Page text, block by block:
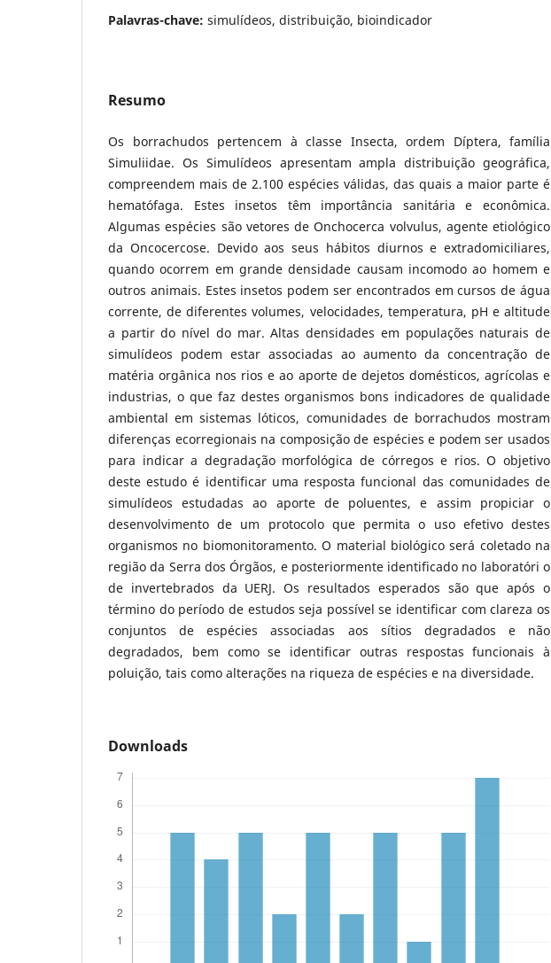
Palavras-chave: simulídeos, distribuição, bioindicador
Resumo
Os borrachudos pertencem à classe Insecta, ordem Díptera, família
Simuliidae. Os Simulídeos apresentam ampla distribuição geográfica,
compreendem mais de 2.100 espécies válidas, das quais a maior parte é
hematófaga. Estes insetos têm importância sanitária e econômica.
Algumas espécies são vetores de Onchocerca volvulus, agente etiológico
da Oncocercose. Devido aos seus hábitos diurnos e extradomiciliares,
quando ocorrem em grande densidade causam incomodo ao homem e
outros animais. Estes insetos podem ser encontrados em cursos de água
corrente, de diferentes volumes, velocidades, temperatura, pH e altitude
a partir do nível do mar. Altas densidades em populações naturais de
simulídeos podem estar associadas ao aumento da concentração de
matéria orgânica nos rios e ao aporte de dejetos domésticos, agrícolas e
industrias, o que faz destes organismos bons indicadores de qualidade
ambiental em sistemas lóticos, comunidades de borrachudos mostram
diferenças ecorregionais na composição de espécies e podem ser usados
para indicar a degradação morfológica de córregos e rios. O objetivo
deste estudo é identificar uma resposta funcional das comunidades de
simulídeos estudadas ao aporte de poluentes, e assim propiciar o
desenvolvimento de um protocolo que permita o uso efetivo destes
organismos no biomonitoramento. O material biológico será coletado na
região da Serra dos Órgãos, e posteriormente identificado no laboratóri o
de invertebrados da UERJ. Os resultados esperados são que após o
término do período de estudos seja possível se identificar com clareza os
conjuntos de espécies associadas aos sítios degradados e não
degradados, bem como se identificar outras respostas funcionais à
poluição, tais como alterações na riqueza de espécies e na diversidade.
Downloads